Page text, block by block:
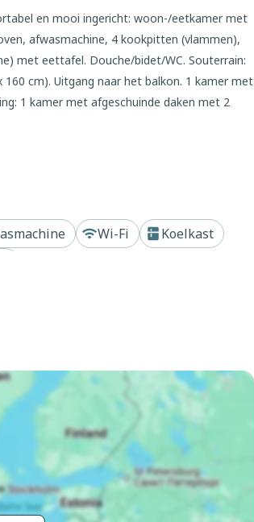
en mooi ingericht: woon-/eetkamer met
afwasmachine, 4 kookpitten (vlammen),
met eettafel. Douche/bidet/WC. Souterrain:
cm). Uitgang naar het balkon. 1 kamer met
1 kamer met afgeschuinde daken met 2
bij het huis. Levensmiddelenwinkel,
bushalte "Dolcedo Piazza" 700 m,
Wi-Fi
Koelkast